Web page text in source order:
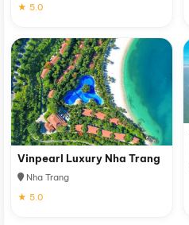
★ 5.0
Vinpearl Luxury Nha Trang
Nha Trang
★ 5.0